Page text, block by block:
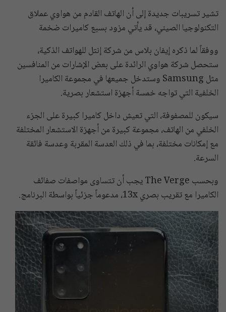
تشير تسريبات جديدة إلى أن الهاتف القادم من هواوي عملاق
التكنولوجيا الصيني، قد يأتي مزود بسبع كاميرات ضخمة
ووفقاً لما ذكره إيفان بلاس من شركة إنتل للهواتف الذكية،
ستحصل شركة هواوي الرائدة على بعض الإشارات من المنافسين
مثل Samsung وستدخل جميعها في مجموعة الكاميرا
الخلفية التي تواجه خمسة أجهزة استشعار بصرية.
سيكون للمصفوفة، التي تعيش داخل كاميرا كبيرة على الجزء
الخلفي من الهاتف، مجموعة كبيرة من أجهزة الاستشعار المختلفة
مع إمكانات مختلفة، بما في ذلك العدسة المقربة وعدسة فائقة
السرعة.
وبحسب The Verge يجب أن تتساوى مواصفات صفائف
الكاميرا مع تقريب بصري 13x، مدعوماً جزئياً بواسطة البرنامج.